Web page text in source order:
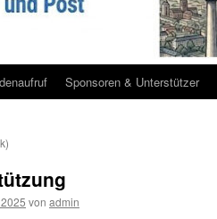
Sponsoren & Unterstützer
von admin